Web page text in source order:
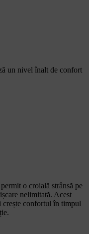
un nivel înalt de confort
o croială strânsă pe
nelimitată. Acest
crește confortul în timpul